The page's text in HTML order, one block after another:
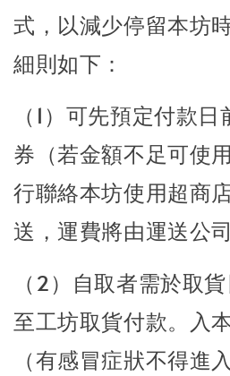
式，以減少停留本坊
細則如下：
（1）可先預定付款
券（若金額不足可使
行聯絡本坊使用超商
送，運費將由運送公司
（2）自取者需於取
至工坊取貨付款。入
（有感冒症狀不得進